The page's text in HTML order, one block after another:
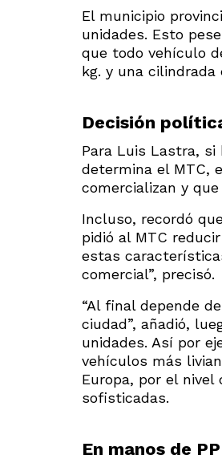
El municipio
unidades. Esto
que todo vehículo
kg. y una cilindrada
Decisión
Para Luis Lastra,
determina el MTC,
comercializan y
Incluso, recordó
pidió al MTC
estas
comercial”, precisó.
“Al final depende
ciudad”, añadió,
unidades. Así por
vehículos más
Europa, por el
sofisticadas.
En manos de